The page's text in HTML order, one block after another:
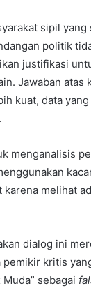
sipil
politik
justifikasi
Jawaban atas
kuat, data
menganalisis
karena melihat
dialog ini
kritis
sebagai